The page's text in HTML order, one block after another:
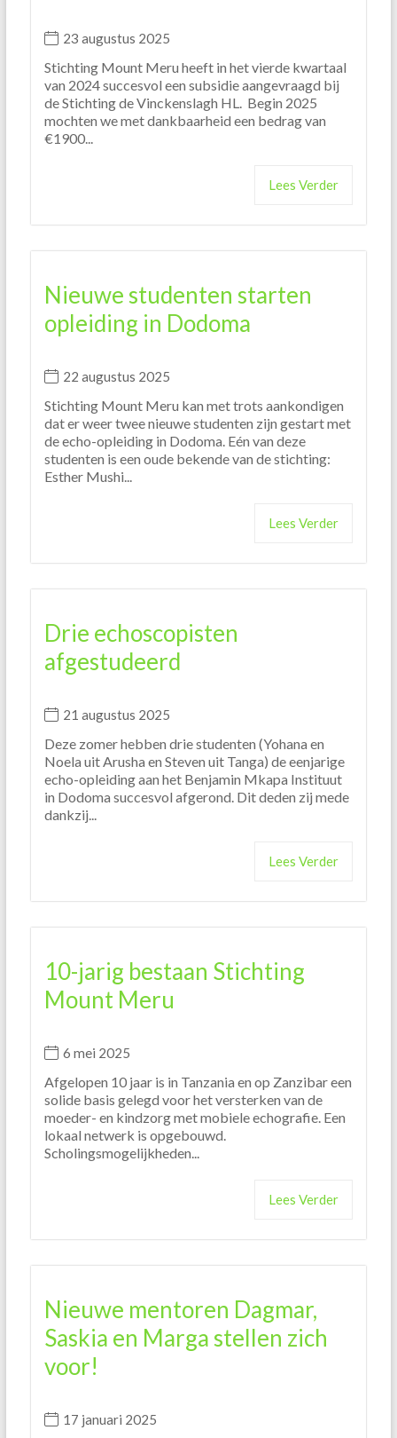
23 augustus 2025
Stichting Mount Meru heeft in het vierde kwartaal
van 2024 succesvol een subsidie aangevraagd bij
de Stichting de Vinckenslagh HL. Begin 2025
mochten we met dankbaarheid een bedrag van
€1900...
Lees Verder
Nieuwe studenten starten
opleiding in Dodoma
22 augustus 2025
Stichting Mount Meru kan met trots aankondigen
dat er weer twee nieuwe studenten zijn gestart met
de echo-opleiding in Dodoma. Eén van deze
studenten is een oude bekende van de stichting:
Esther Mushi...
Lees Verder
Drie echoscopisten
afgestudeerd
21 augustus 2025
Deze zomer hebben drie studenten (Yohana en
Noela uit Arusha en Steven uit Tanga) de eenjarige
echo-opleiding aan het Benjamin Mkapa Instituut
in Dodoma succesvol afgerond. Dit deden zij mede
dankzij...
Lees Verder
10-jarig bestaan Stichting
Mount Meru
6 mei 2025
Afgelopen 10 jaar is in Tanzania en op Zanzibar een
solide basis gelegd voor het versterken van de
moeder- en kindzorg met mobiele echografie. Een
lokaal netwerk is opgebouwd.
Scholingsmogelijkheden...
Lees Verder
Nieuwe mentoren Dagmar,
Saskia en Marga stellen zich
voor!
17 januari 2025